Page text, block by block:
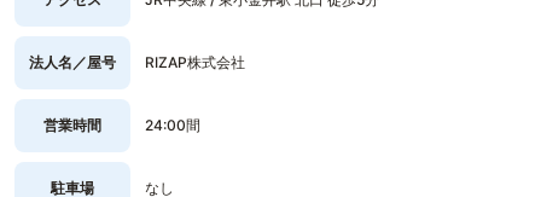
法人名／屋号 RIZAP株式会社
営業時間 24:00間
駐車場 なし